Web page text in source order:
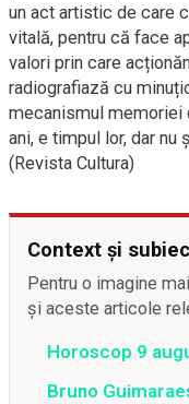
un act artistic de care
vitală, pentru că face
valori prin care
radiografiază cu
mecanismul memoriei
ani, e timpul lor, dar nu
(Revista Cultura)
Context și
Pentru o imagine
și aceste articole
Horoscop 9
Bruno